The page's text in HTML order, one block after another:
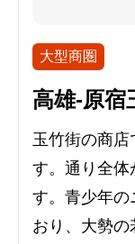
大型商圏
高雄-原宿
玉竹街の商店
す。通り全体
す。青少年の
おり、大勢の